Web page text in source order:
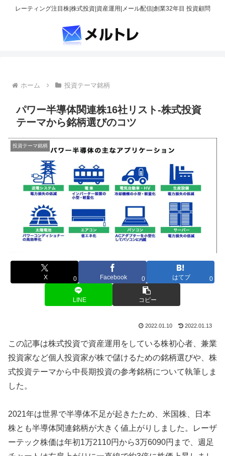
レーティング注目株|株式投資|資産運用|メール配信|創業32年目 投資顧問
ホーム 投資テーマ銘柄
パワー半導体関連株16社リスト-株式投資
テーマから銘柄選びのコツ
投資テーマ銘柄
X 0 Facebook 0 はてブ 0
LINE コピー
2022.01.10 2022.01.13
この記事は株式投資で資産運用をしている株初心者、兼業
投資家など個人投資家が株で儲けるための銘柄選びや、株
式投資テーマから中長期投資の参考銘柄について執筆しま
した。
2021年は世界で半導体不足が起きたため、米国株、日本
株とも半導体関連銘柄が大きく値上がりしました。レーザ
ーテック株価は年初1万2110円から3万6090円まで、週足